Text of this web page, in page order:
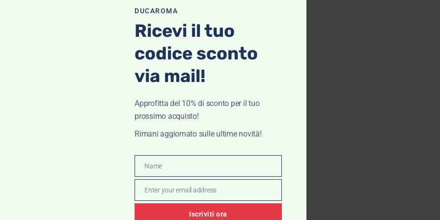
IN PROMOZIONE
da uomo Lenny- 40 Weft
DUCAROMA
Ricevi il tuo
codice sconto
via mail!
Approfitta del 10% di sconto per il tuo
prossimo acquisto!
Rimani aggiornato sulle ultime novità!
Name
Name
Email
Enter your email address
Iscriviti ora